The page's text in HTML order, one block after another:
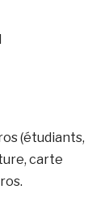
(étudiants,
carte